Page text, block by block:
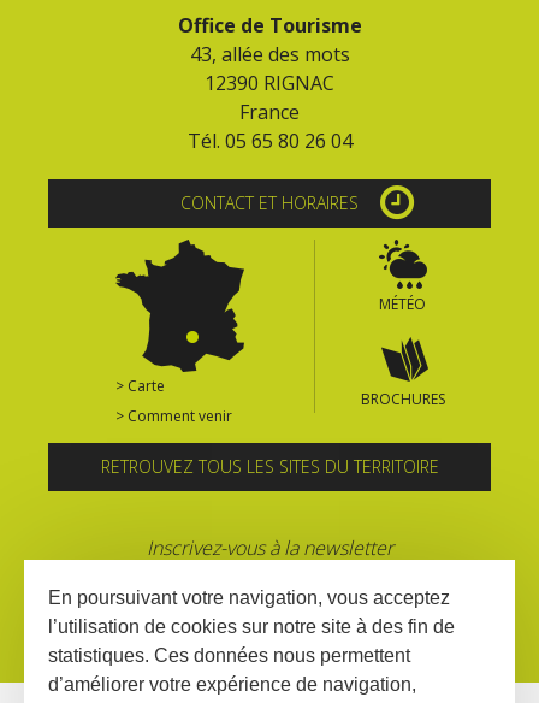
Office de Tourisme
43, allée des mots
12390 RIGNAC
France
Tél. 05 65 80 26 04
CONTACT ET HORAIRES
> Carte
> Comment venir
MÉTÉO
BROCHURES
RETROUVEZ TOUS LES SITES DU TERRITOIRE
Inscrivez-vous à la newsletter
En poursuivant votre navigation, vous acceptez
l’utilisation de cookies sur notre site à des fin de
statistiques. Ces données nous permettent
d’améliorer votre expérience de navigation,